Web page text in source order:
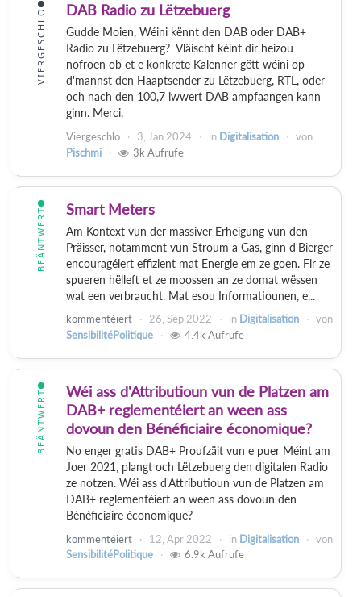
VIERGESCHLO DAB Radio zu Lëtzebuerg
Gudde Moien, Wéini kënnt den DAB oder DAB+
Radio zu Lëtzebuerg? Vläischt kéint dir heizou
nofroen ob et e konkrete Kalenner gëtt wéini op
d'mannst den Haaptsender zu Lëtzebuerg, RTL, oder
och nach den 100,7 iwwert DAB ampfaangen kann
ginn. Merci,
Viergeschlo 3, Jan 2024 in Digitalisation
von
Pischmi
3k Aufrufe
BEÄNTWERT Smart Meters
Am Kontext vun der massiver Erheigung vun den
Präisser, notamment vun Stroum a Gas, ginn d'Bierger
encouragéiert effizient mat Energie em ze goen. Fir ze
spueren hëlleft et ze moossen an ze domat wëssen
wat een verbraucht. Mat esou Informatiounen, e...
kommentéiert 26, Sep 2022 in Digitalisation
von
SensibilitéPolitique
4.4k Aufrufe
BEÄNTWERT
Wéi ass d'Attributioun vun de Platzen am
DAB+ reglementéiert an ween ass
dovoun den Bénéficiaire économique?
No enger gratis DAB+ Proufzäit vun e puer Méint am
Joer 2021, plangt och Lëtzebuerg den digitalen Radio
ze notzen. Wéi ass d'Attributioun vun de Platzen am
DAB+ reglementéiert an ween ass dovoun den
Bénéficiaire économique?
kommentéiert 12, Apr 2022 in Digitalisation
von
SensibilitéPolitique
6.9k Aufrufe